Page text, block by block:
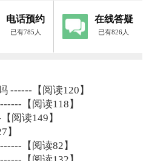
电话预约
已有785人
在线答疑
已有826人
------【阅读120】
------【阅读118】
阅读149】
】
------【阅读82】